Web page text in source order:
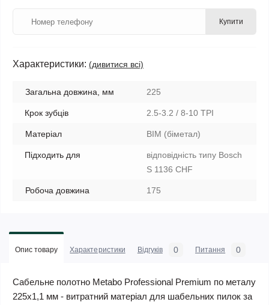
Купити
Характеристики: (дивитися всі)
Загальна довжина, мм 225
Крок зубців 2.5-3.2 / 8-10 TPI
Матеріал BIM (біметал)
Підходить для
відповідність типу Bosch
S 1136 CHF
Робоча довжина 175
Опис товару Характеристики Відгуків 0 Питання 0
Сабельне полотно Metabo Professional Premium по металу
225х1,1 мм - витратний матеріал для шабельних пилок за